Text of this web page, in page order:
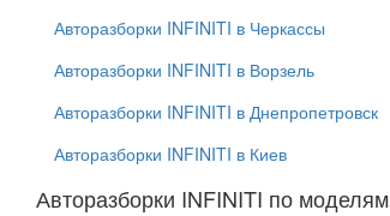
Авторазборки INFINITI в Черкассы
Авторазборки INFINITI в Ворзель
Авторазборки INFINITI в Днепропетровск
Авторазборки INFINITI в Киев
Авторазборки INFINITI по моделям